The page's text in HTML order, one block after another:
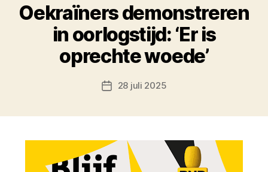
Oekraïners demonstreren
in oorlogstijd: ‘Er is
oprechte woede’
Berichtdatum
28 juli 2025